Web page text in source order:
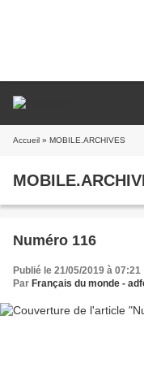
Accueil » MOBILE.ARCHIVES
Numéro 116
Publié le 21/05/2019 à 07:21
Par Français du monde -